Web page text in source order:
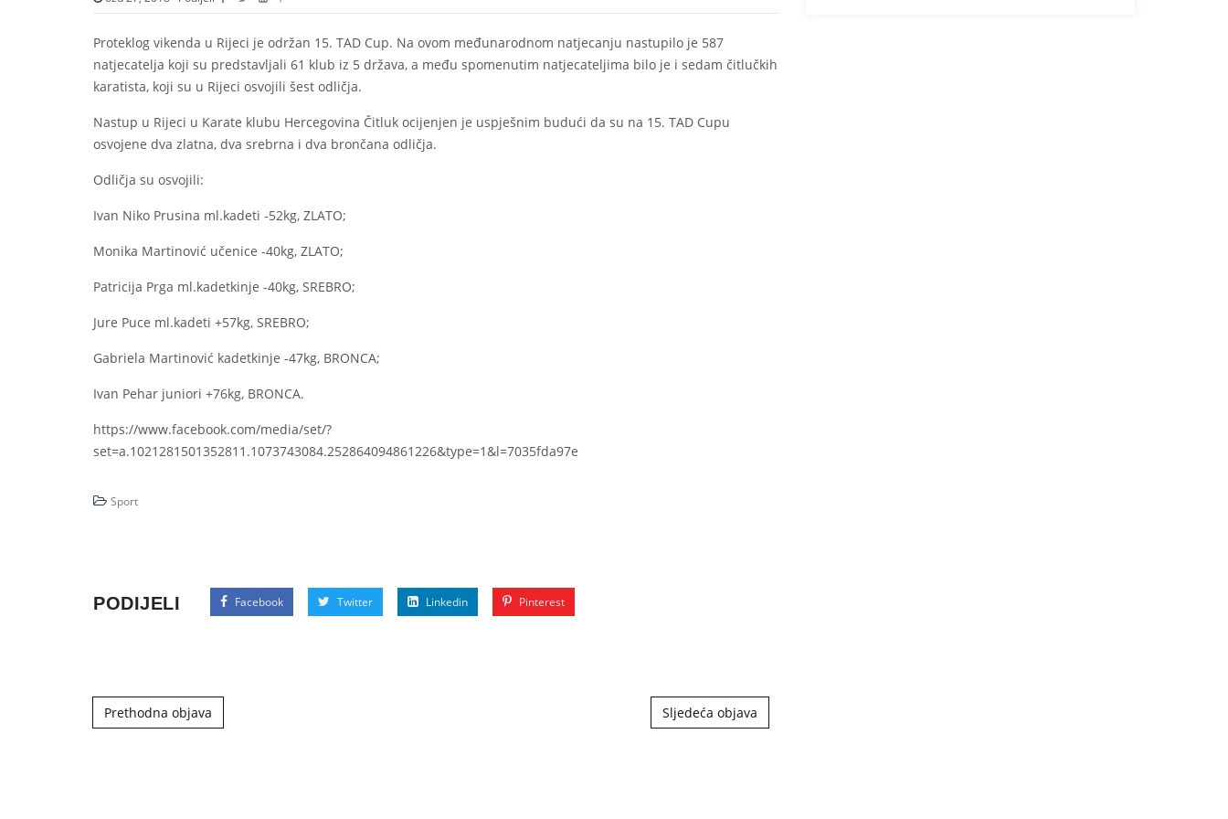
Proteklog vikenda u Rijeci je održan 15. TAD Cup. Na ovom međunarodnom natjecanju nastupilo je 587
natjecatelja koji su predstavljali 61 klub iz 5 država, a među spomenutim natjecateljima bilo je i sedam čitlučkih
karatista, koji su u Rijeci osvojili šest odličja.
Nastup u Rijeci u Karate klubu Hercegovina Čitluk ocijenjen je uspješnim budući da su na 15. TAD Cupu
osvojene dva zlatna, dva srebrna i dva brončana odličja.
Odličja su osvojili:
Ivan Niko Prusina ml.kadeti -52kg, ZLATO;
Monika Martinović učenice -40kg, ZLATO;
Patricija Prga ml.kadetkinje -40kg, SREBRO;
Jure Puce ml.kadeti +57kg, SREBRO;
Gabriela Martinović kadetkinje -47kg, BRONCA;
Ivan Pehar juniori +76kg, BRONCA.
https://www.facebook.com/media/set/?
set=a.1021281501352811.1073743084.252864094861226&type=1&l=7035fda97e
Sport
PODIJELI Facebook Twitter Linkedin Pinterest
Post navigation
Prethodna objava Sljedeća objava